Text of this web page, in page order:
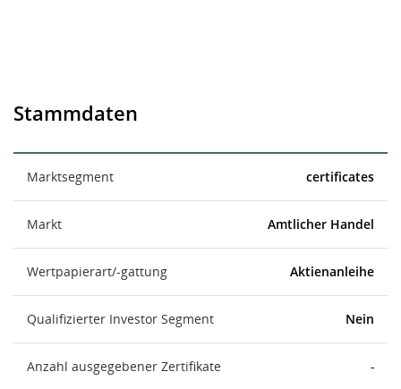
Stammdaten
Marktsegment certificates
Markt Amtlicher Handel
Wertpapierart/-gattung Aktienanleihe
Qualifizierter Investor Segment Nein
Anzahl ausgegebener Zertifikate -